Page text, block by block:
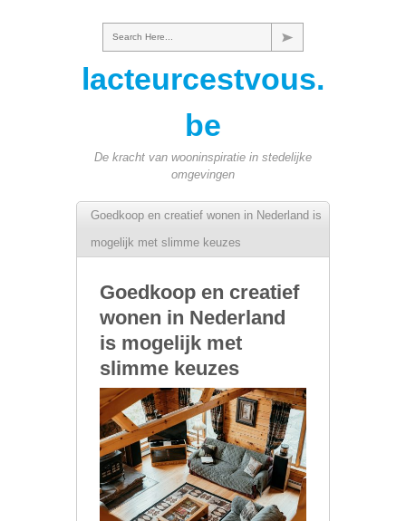
Search Here...
lacteurcestvous.
be
De kracht van wooninspiratie in stedelijke
omgevingen
Goedkoop en creatief wonen in Nederland is
mogelijk met slimme keuzes
Goedkoop en creatief
wonen in Nederland
is mogelijk met
slimme keuzes